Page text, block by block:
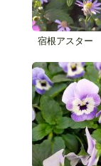
宿根アスター